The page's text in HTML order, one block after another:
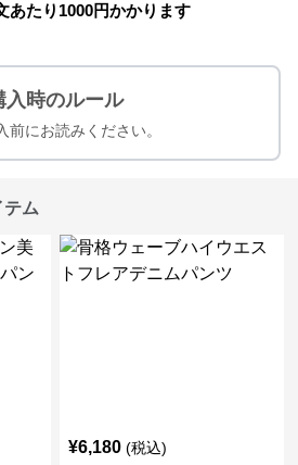
あたり 1000円かかります
入時のルール
前にお読みください。
テム
¥6,180 (税込)